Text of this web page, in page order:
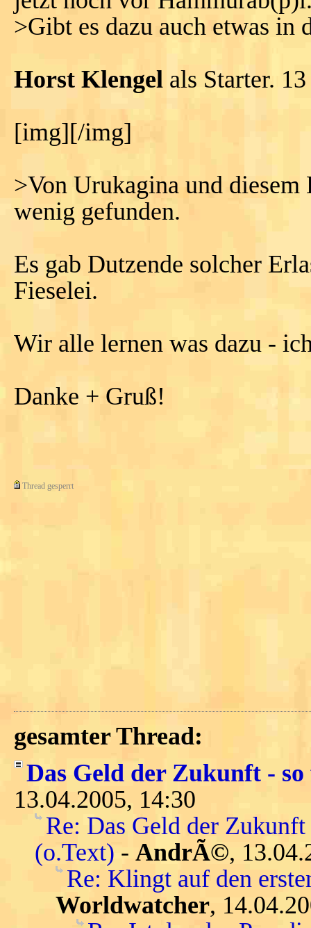
>Gibt es dazu auch etwas in
Horst Klengel als Starter.
[img][/img]
>Von Urukagina und
wenig gefunden.
Es gab Dutzende solcher
Fieselei.
Wir alle lernen was dazu -
Danke + Gruß!
Thread gesperrt
gesamter Thread:
Das Geld der Zukunft -
13.04.2005, 14:30
Re: Das Geld der
(o.Text) - AndrÃ©,
Re: Klingt auf den
Worldwatcher,